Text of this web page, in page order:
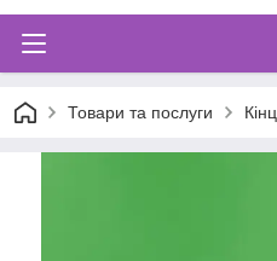
Товари та послуги